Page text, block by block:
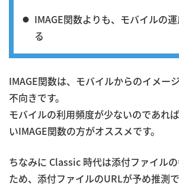
IMAGE関数よりも、モバイルの
る
IMAGE関数は、モバイルからのイメー
不向きです。
モバイルの利用頻度が少ないのであれ
いIMAGE関数の方がオススメです。
ちなみに Classic 時代は添付ファイル
ため、添付ファイルのURLが予め推測